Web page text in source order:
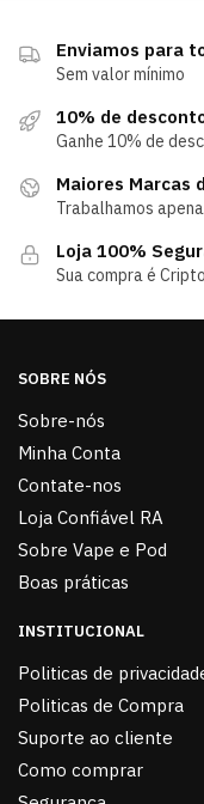
Enviamos para
Sem valor mínimo
10% de
Ganhe 10% de
Maiores Marcas
Trabalhamos
Loja 100%
Sua compra é
SOBRE NÓS
Sobre-nós
Minha Conta
Contate-nos
Loja Confiável RA
Sobre Vape e Pod
Boas práticas
INSTITUCIONAL
Politicas de
Politicas de Compra
Suporte ao cliente
Como comprar